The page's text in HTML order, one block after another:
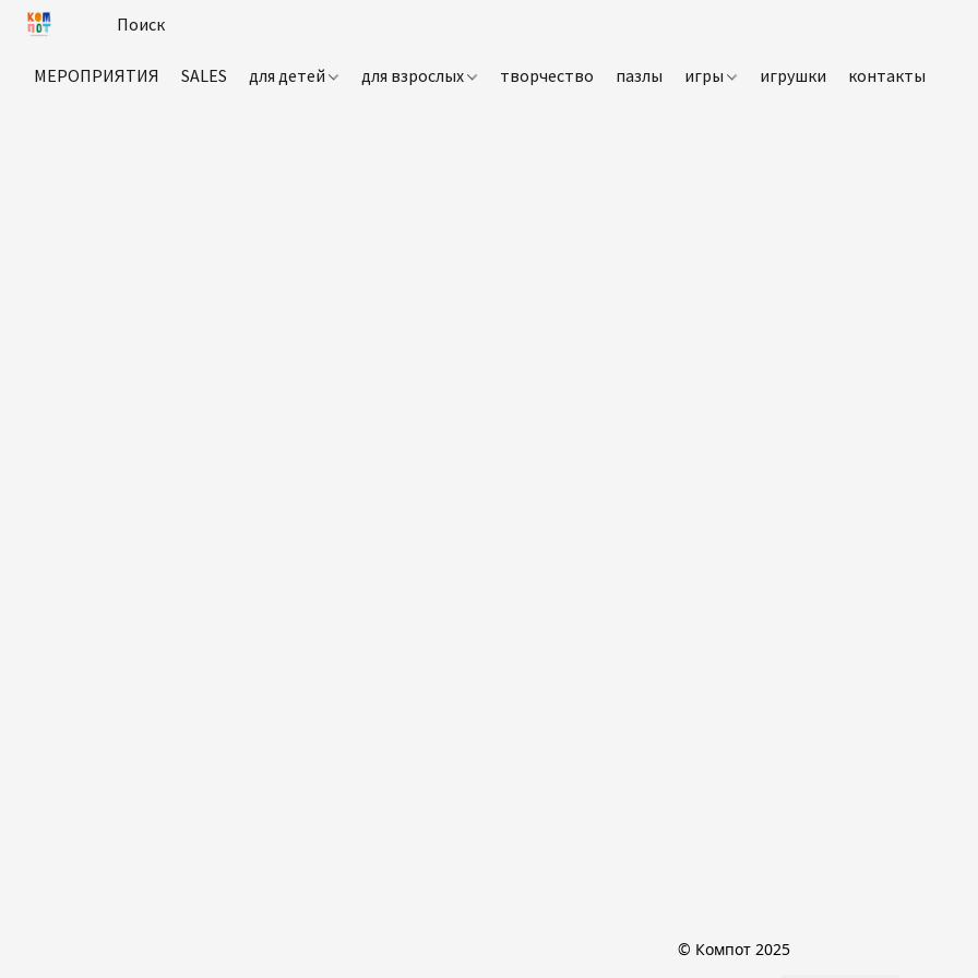
МЕРОПРИЯТИЯ SALES для детей для взрослых творчество пазлы игры игрушки контакты
© Компот 2025